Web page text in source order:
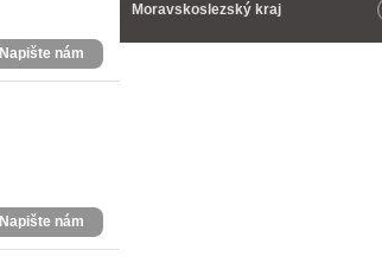
Napište nám
Napište nám
Moravskoslezský kraj